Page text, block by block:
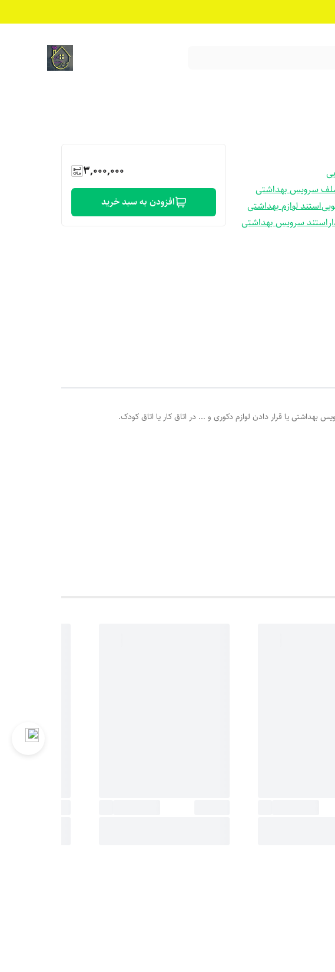
سرویس بهداشتی
استند لوازم بهداشتی
استند سرویس بهداشتی
3,000,000
افزودن به سبد خرید
بهداشتی یا قرار دادن لوازم دکوری و ... در اتاق کار یا اتاق کودک.